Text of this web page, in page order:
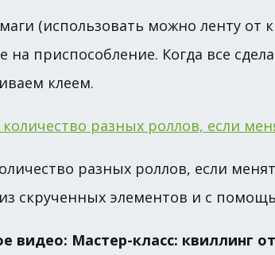
(использовать можно ленту
на приспособление. Когда все
клеем.
разных роллов, если
скрученных элементов и с
видео: Мастер-класс: квиллинг